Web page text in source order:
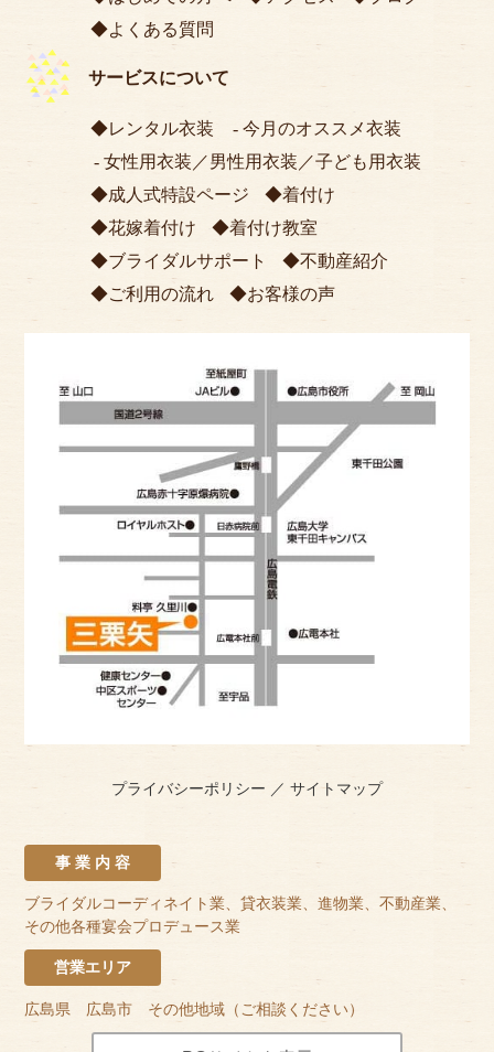
よくある質問
サービスについて
レンタル衣装
今月のオススメ衣装
女性用衣装 ／男性用衣装 ／子ども用衣装
成人式特設ページ
着付け
花嫁着付け
着付け教室
ブライダルサポート
不動産紹介
ご利用の流れ
お客様の声
プライバシーポリシー ／ サイトマップ
事 業 内 容
ブライダルコーディネイト業、貸衣装業、進物業、不動産業、
その他各種宴会プロデュース業
営業エリア
広島県 広島市 その他地域（ご相談ください）